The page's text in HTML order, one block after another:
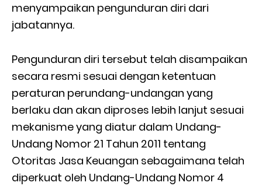
menyampaikan pengunduran diri dari
jabatannya.
Pengunduran diri tersebut telah disampaikan
secara resmi sesuai dengan ketentuan
peraturan perundang-undangan yang
berlaku dan akan diproses lebih lanjut sesuai
mekanisme yang diatur dalam Undang-
Undang Nomor 21 Tahun 2011 tentang
Otoritas Jasa Keuangan sebagaimana telah
diperkuat oleh Undang-Undang Nomor 4